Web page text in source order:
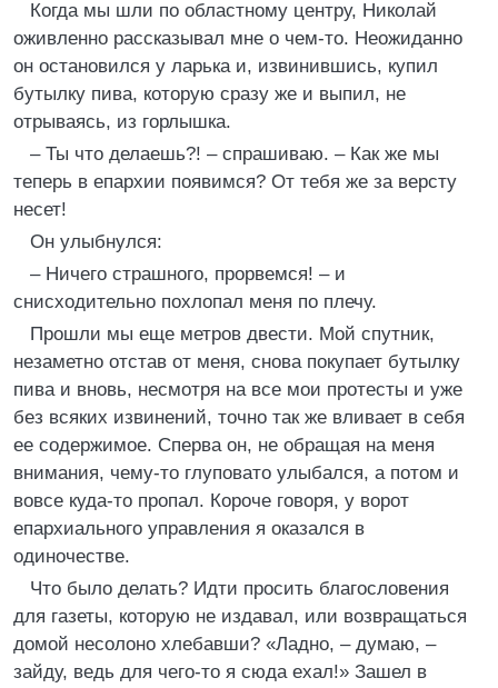
Когда мы шли по областному центру, Николай
оживленно рассказывал мне о чем-то. Неожиданно
он остановился у ларька и, извинившись, купил
бутылку пива, которую сразу же и выпил, не
отрываясь, из горлышка.
– Ты что делаешь?! – спрашиваю. – Как же мы
теперь в епархии появимся? От тебя же за версту
несет!
Он улыбнулся:
– Ничего страшного, прорвемся! – и
снисходительно похлопал меня по плечу.
Прошли мы еще метров двести. Мой спутник,
незаметно отстав от меня, снова покупает бутылку
пива и вновь, несмотря на все мои протесты и уже
без всяких извинений, точно так же вливает в себя
ее содержимое. Сперва он, не обращая на меня
внимания, чему-то глуповато улыбался, а потом и
вовсе куда-то пропал. Короче говоря, у ворот
епархиального управления я оказался в
одиночестве.
Что было делать? Идти просить благословения
для газеты, которую не издавал, или возвращаться
домой несолоно хлебавши? «Ладно, – думаю, –
зайду, ведь для чего-то я сюда ехал!» Зашел в